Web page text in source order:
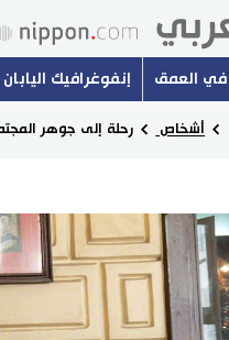
في العمق إنفوغرافيك اليابان
أشخاص رحلة إلى جوهر